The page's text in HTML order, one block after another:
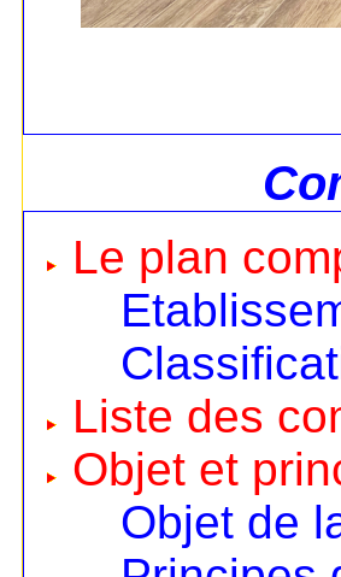
Le plan
Liste des
Objet et
Objet de